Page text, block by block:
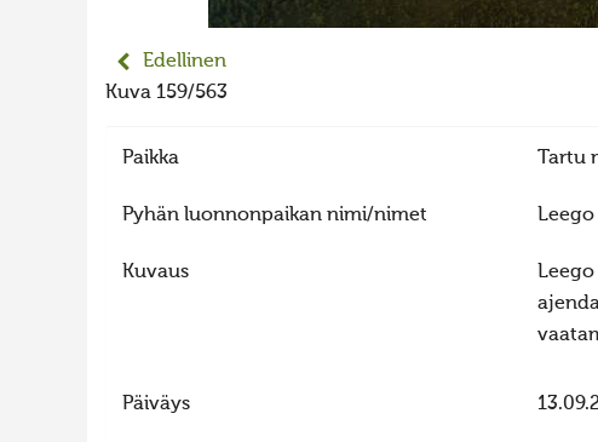
Edellinen
Kuva 159/563
Paikka
Pyhän luonnonpaikan nimi/nimet
Kuvaus
Päiväys